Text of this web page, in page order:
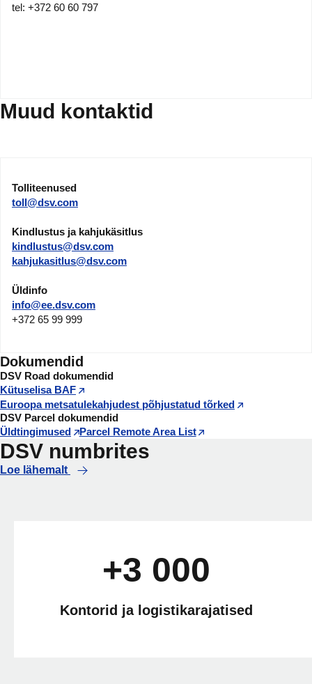
tel: +372 60 60 797
Muud kontaktid
Tolliteenused
toll@dsv.com
Kindlustus ja kahjukäsitlus
kindlustus@dsv.com
kahjukasitlus@dsv.com
Üldinfo
info@ee.dsv.com
+372 65 99 999
Dokumendid
DSV Road dokumendid
Kütuselisa BAF
Euroopa metsatulekahjudest põhjustatud tõrked
DSV Parcel dokumendid
Üldtingimused
Parcel Remote Area List
DSV numbrites
Loe lähemalt
+3 000
Kontorid ja logistikarajatised